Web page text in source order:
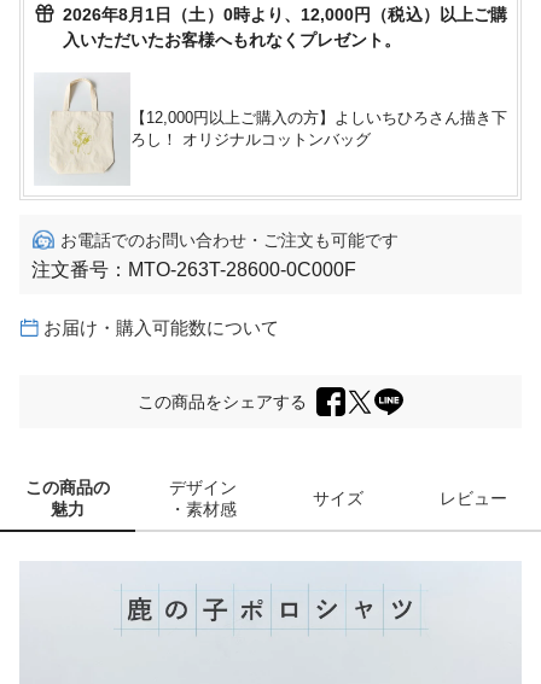
2026年8月1日（土）0時より、12,000円（税込）以上ご購
入いただいたお客様へもれなくプレゼント。
【12,000円以上ご購入の方】よしいちひろさん描き下
ろし！ オリジナルコットンバッグ
お電話でのお問い合わせ・ご注文も可能です
注文番号： MTO-263T-28600-0C000F
お届け・購入可能数について
この商品をシェアする
この商品の
魅力
デザイン
・素材感
サイズ レビュー